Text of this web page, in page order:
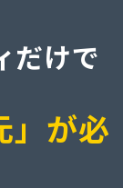
だけで
」が必